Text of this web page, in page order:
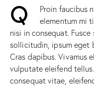
Q
Proin faucibus
elementum mi
nisi in consequat. Fusce
sollicitudin, ipsum eget
Cras dapibus. Vivamus
vulputate eleifend
consequat vitae,